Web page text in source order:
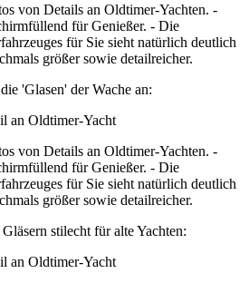
von Details an Oldtimer-Yachten. -
für Genießer. - Die
für Sie sieht natürlich deutlich
größer sowie detailreicher.
'Glasen' der Wache an:
von Details an Oldtimer-Yachten. -
für Genießer. - Die
für Sie sieht natürlich deutlich
größer sowie detailreicher.
stilecht für alte Yachten: